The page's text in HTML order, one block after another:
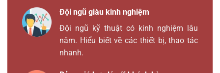
Đội ngũ giàu kinh nghiệm
Đội ngũ kỹ thuật có kinh nghiệm lâu
năm. Hiểu biết về các thiết bị, thao tác
nhanh.